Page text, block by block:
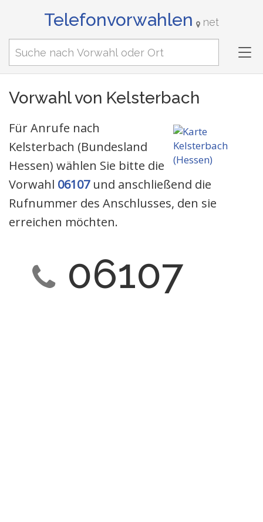
Telefonvorwahlen net
Vorwahl von Kelsterbach
Für Anrufe nach
Kelsterbach (Bundesland
Hessen) wählen Sie bitte die
Vorwahl 06107und anschließend die
Rufnummer des Anschlusses, den sie
erreichen möchten.
06107